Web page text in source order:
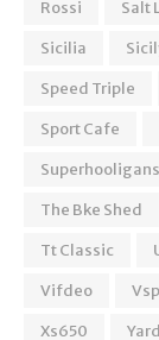
Rossi
Salt
Sicilia
Speed Triple
Sport Cafe
Superhooligans
The Bke Shed
Tt Classic
Vifdeo
Xs650